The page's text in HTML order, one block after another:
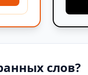
слов?